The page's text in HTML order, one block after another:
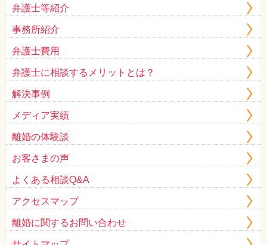
弁護士等紹介
事務所紹介
弁護士費用
弁護士に相談するメリットとは？
解決事例
メディア実績
離婚の体験談
お客さまの声
よくある相談Q&A
アクセスマップ
離婚に関するお問い合わせ